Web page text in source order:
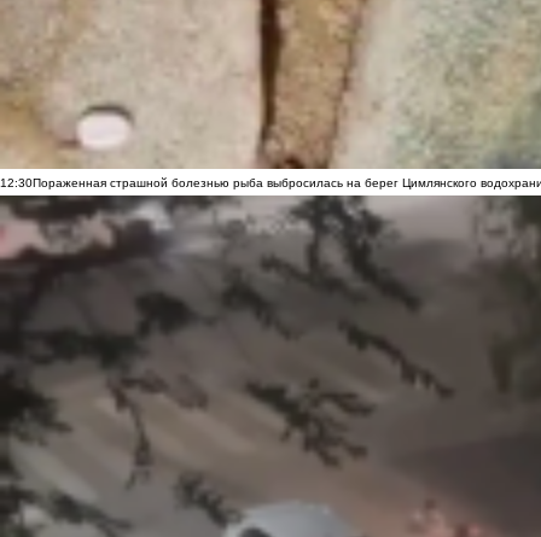
12:30Пораженная страшной болезнью рыба выбросилась на берег Цимлянского